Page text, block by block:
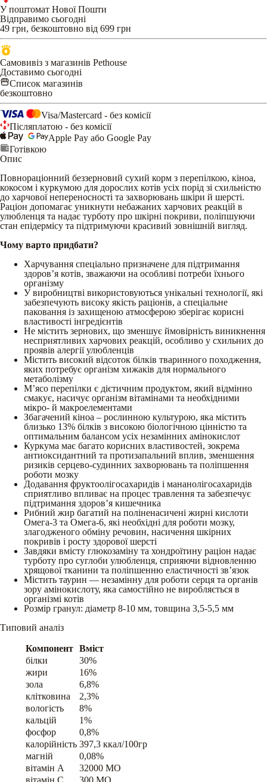
У поштомат Нової Пошти
Відправимо сьогодні
49 грн, безкоштовно від 699 грн
Самовивіз з магазинів Pethouse
Доставимо сьогодні
Список магазинів
безкоштовно
Visa/Mastercard - без комісії
Післяплатою - без комісії
Apple Pay або Google Pay
Готівкою
Опис
Повнораціонний беззерновий сухий корм з перепілкою, кіноа,
кокосом і куркумою для дорослих котів усіх порід зі схильністю
до харчової непереносності та захворювань шкіри й шерсті.
Раціон допомагає уникнути небажаних харчових реакцій в
улюбленця та надає турботу про шкірні покриви, поліпшуючи
стан епідермісу та підтримуючи красивий зовнішній вигляд.
Чому варто придбати?
Харчування спеціально призначене для підтримання
здоров’я котів, зважаючи на особливі потреби їхнього
організму
У виробництві використовуються унікальні технології, які
забезпечують високу якість раціонів, а спеціальне
паковання із захищеною атмосферою зберігає корисні
властивості інгредієнтів
Не містить зернових, що зменшує ймовірність виникнення
несприятливих харчових реакцій, особливо у схильних до
проявів алергії улюбленців
Містить високий відсоток білків тваринного походження,
яких потребує організм хижаків для нормального
метаболізму
М’ясо перепілки є дієтичним продуктом, який відмінно
смакує, насичує організм вітамінами та необхідними
мікро- й макроелементами
Збагачений кіноа – рослинною культурою, яка містить
близько 13% білків з високою біологічною цінністю та
оптимальним балансом усіх незамінних амінокислот
Куркума має багато корисних властивостей, зокрема
антиоксидантний та протизапальний вплив, зменшення
ризиків серцево-судинних захворювань та поліпшення
роботи мозку
Додавання фруктоолігосахаридів і мананолігосахаридів
сприятливо впливає на процес травлення та забезпечує
підтримання здоров’я кишечника
Рибний жир багатий на поліненасичені жирні кислоти
Омега-3 та Омега-6, які необхідні для роботи мозку,
злагодженого обміну речовин, насичення шкірних
покривів і росту здорової шерсті
Завдяки вмісту глюкозаміну та хондроїтину раціон надає
турботу про суглоби улюбленця, сприяючи відновленню
хрящової тканини та поліпшенню еластичності зв’язок
Містить таурин — незамінну для роботи серця та органів
зору амінокислоту, яка самостійно не виробляється в
організмі котів
Розмір гранул: діаметр 8-10 мм, товщина 3,5-5,5 мм
Типовий аналіз
Компонент Вміст
білки
30%
жири
16%
зола
6,8%
клітковина
2,3%
вологість
8%
кальцій
1%
фосфор
0,8%
калорійність 397,3 ккал/100гр
магній
0,08%
вітамін A
32000 МО
вітамін C
300 МО